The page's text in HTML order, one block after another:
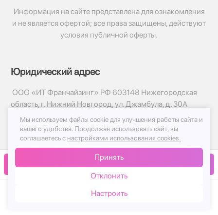
В корзину
Информация на сайте представлена для ознакомления
и не является офертой; все права защищены, действуют
условия публичной оферты.
Юридический адрес
ООО «ИТ Франчайзинг» РФ 603148 Нижегородская
область, г. Нижний Новгород, ул. Джамбула, д. 30А
© 2017-2026г, База Цветов 24.ру
Политика конфиденциальности
Публичная оферта
Мы используем файлы cookie для улучшения работы сайта и
вашего удобства. Продолжая использовать сайт, вы
соглашаетесь с настройками использования cookies.
Принять
Отклонить
Настроить